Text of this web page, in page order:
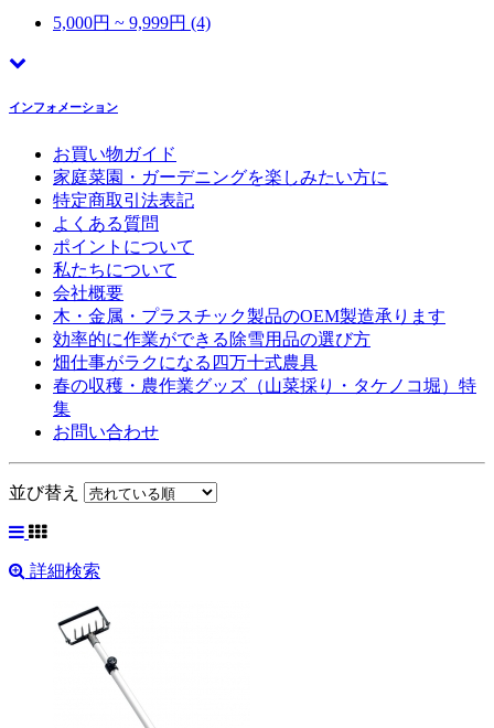
5,000円 ~ 9,999円 (4)
インフォメーション
お買い物ガイド
家庭菜園・ガーデニングを楽しみたい方に
特定商取引法表記
よくある質問
ポイントについて
私たちについて
会社概要
木・金属・プラスチック製品のOEM製造承ります
効率的に作業ができる除雪用品の選び方
畑仕事がラクになる四万十式農具
春の収穫・農作業グッズ（山菜採り・タケノコ堀）特
集
お問い合わせ
並び替え
詳細検索